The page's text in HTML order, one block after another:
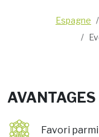
Espagne
AVANTAGES
Favori